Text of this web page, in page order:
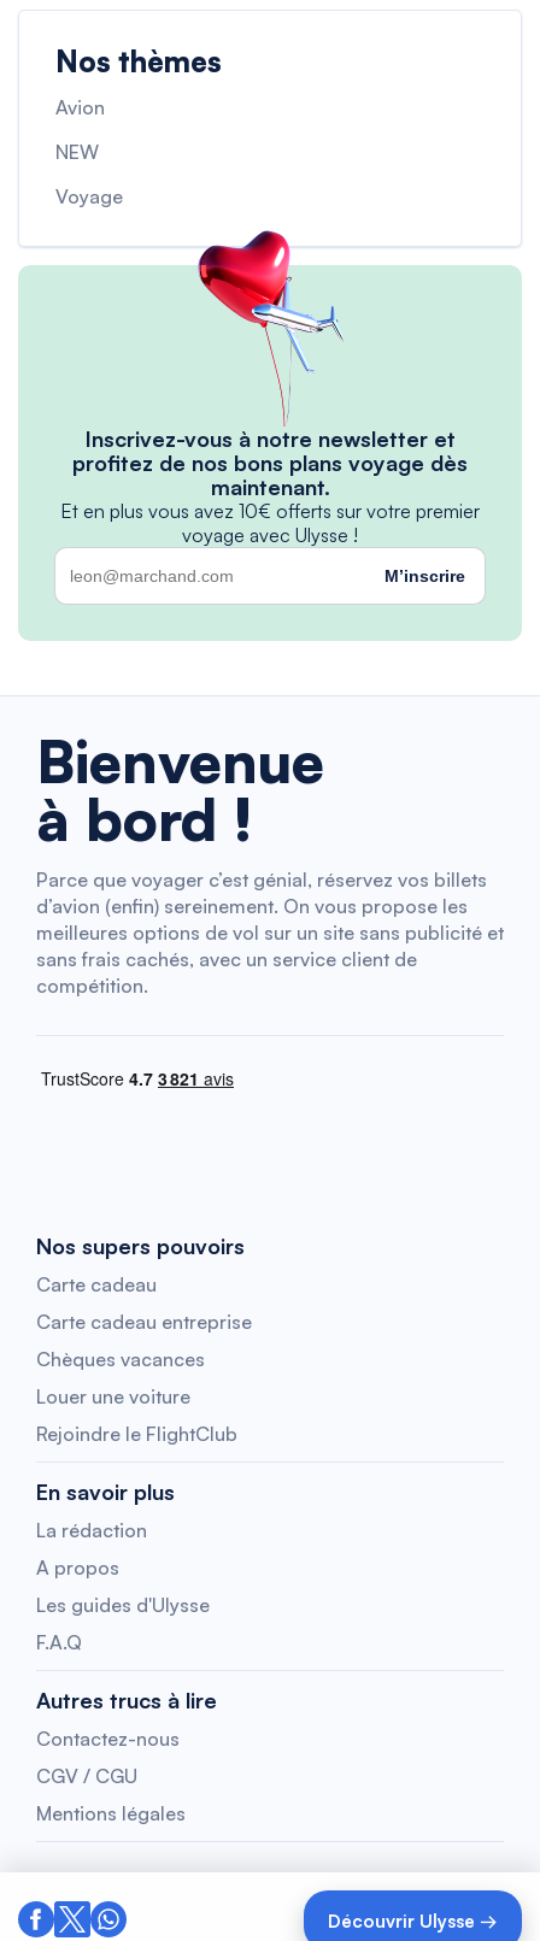
Découvrir Ulysse →
Nos thèmes
Avion
NEW
Voyage
Inscrivez-vous à notre newsletter et
profitez de nos bons plans voyage dès
maintenant.
Et en plus vous avez 10€ offerts sur votre premier
voyage avec Ulysse !
M’inscrire
Bienvenue
à bord !
Parce que voyager c’est génial, réservez vos billets
d’avion (enfin) sereinement. On vous propose les
meilleures options de vol sur un site sans publicité et
sans frais cachés, avec un service client de
compétition.
Nos supers pouvoirs
Carte cadeau
Carte cadeau entreprise
Chèques vacances
Louer une voiture
Rejoindre le FlightClub
En savoir plus
La rédaction
A propos
Les guides d'Ulysse
F.A.Q
Autres trucs à lire
Contactez-nous
CGV / CGU
Mentions légales